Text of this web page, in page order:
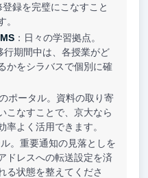
録を完璧にこなすこと
：日々の学習拠点。
期間中は、各授業がど
かをシラバスで個別に確
ポータル。資料の取り寄
こなすことで、京大なら
率よく活用できます。
。重要通知の見落としを
ドレスへの転送設定を済
る状態を整えてくださ